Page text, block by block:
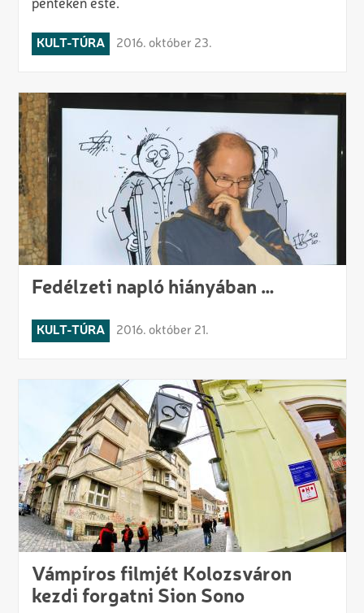
pénteken este.
KULT-TÚRA 2016. október 23.
Fedélzeti napló hiányában …
KULT-TÚRA 2016. október 21.
Vámpíros filmjét Kolozsváron
kezdi forgatni Sion Sono